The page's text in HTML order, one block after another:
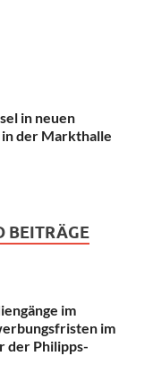
in neuen
der Markthalle
BEITRÄGE
im
im
der Philipps-